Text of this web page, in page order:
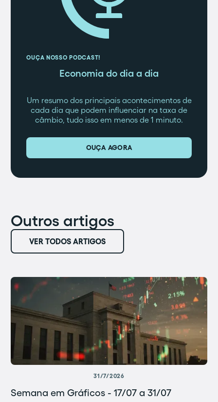
OUÇA NOSSO PODCAST!
Economia do dia a dia
Um resumo dos principais acontecimentos de
cada dia que podem influenciar na taxa de
câmbio, tudo isso em menos de 1 minuto.
OUÇA AGORA
Outros artigos
VER TODOS ARTIGOS
31/7/2026
Semana em Gráficos - 17/07 a 31/07